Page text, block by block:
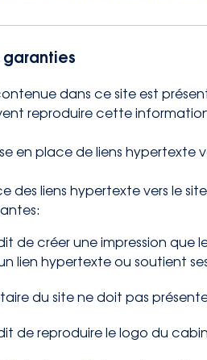
garanties
dans ce site est
reproduire cette
en place de liens
des liens hypertexte vers le
de créer une impression
lien hypertexte ou soutient
du site ne doit pas
de reproduire le logo du